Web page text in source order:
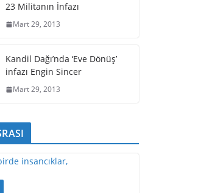
23 Militanın İnfazı
Mart 29, 2013
Kandil Dağı’nda ‘Eve Dönüş’
infazı Engin Sincer
Mart 29, 2013